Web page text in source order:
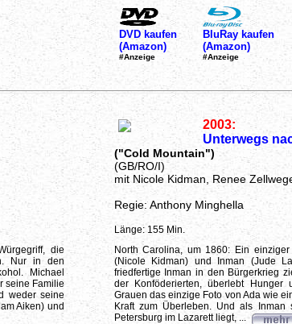
DVD kaufen
(Amazon)
#Anzeige
BluRay kaufen
(Amazon)
#Anzeige
die
Nur in den
Michael
seine Familie
weder seine
Aiken) und
2003:
Unterwegs
("Cold Mountain")
(GB/RO/I)
mit Nicole Kidman, Renee
Regie: Anthony Minghella
Länge: 155 Min.
North Carolina, um 1860: Ein
(Nicole Kidman) und Inman (Jude
friedfertige Inman in den Bürgerkrieg
der Konföderierten, überlebt
Grauen das einzige Foto von Ada wie
Kraft zum Überleben. Und als
Petersburg im Lazarett liegt, ...